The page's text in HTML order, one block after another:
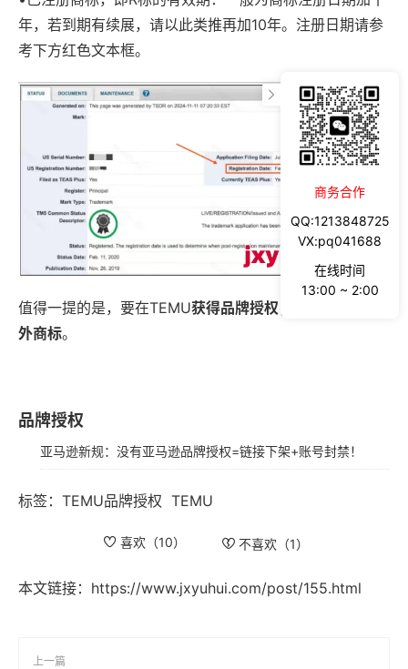
年，若到期有续展，请以此类推再加10年。注册日期请参
考下方红色文本框。
值得一提的是，要在TEMU获得品牌授权，必须先注册国
外商标。
品牌授权
亚马逊新规：没有亚马逊品牌授权=链接下架+账号封禁！
标签： TEMU品牌授权 TEMU
喜欢（10） 不喜欢（1）
本文链接： https://www.jxyuhui.com/post/155.html
上一篇
商务合作
QQ:1213848725
VX:pq041688
在线时间
13:00 ~ 2:00